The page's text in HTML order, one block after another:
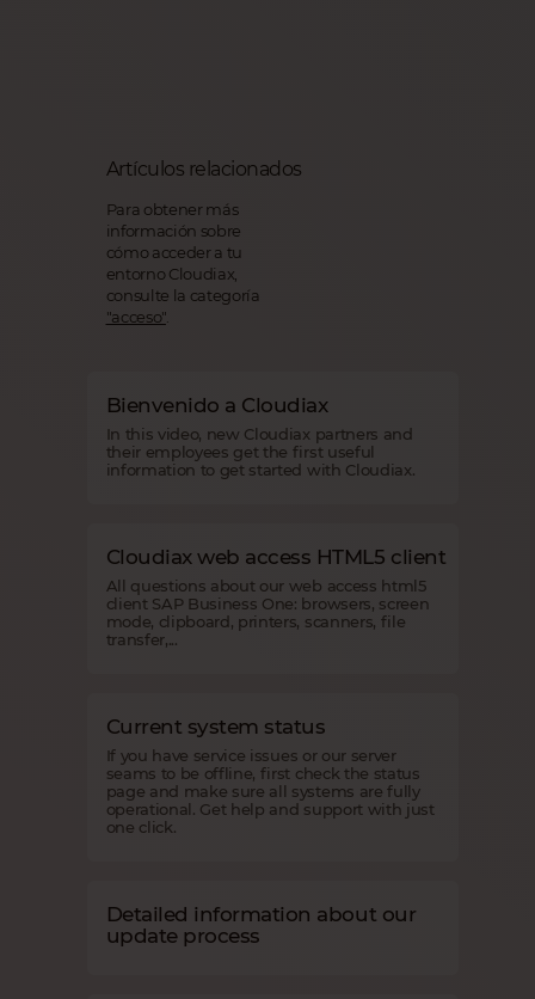
Artículos relacionados
Para obtener más
información sobre
cómo acceder a tu
entorno Cloudiax,
consulte la categoría
"acceso".
Bienvenido a Cloudiax
In this video, new Cloudiax partners and
their employees get the first useful
information to get started with Cloudiax.
Cloudiax web access HTML5 client
All questions about our web access html5
client SAP Business One: browsers, screen
mode, clipboard, printers, scanners, file
transfer,...
Current system status
If you have service issues or our server
seams to be offline, first check the status
page and make sure all systems are fully
operational. Get help and support with just
one click.
Detailed information about our
update process